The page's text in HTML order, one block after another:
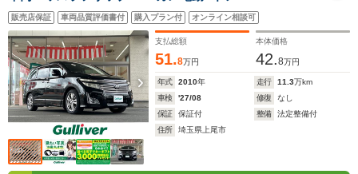
販売店保証 車両品質評価書付 購入プラン付 オンライン相談可
支払総額
51.8万円
本体価格
42.8万円
年式 2010年 走行 11.3万km
車検
'27/08 修復
なし
保証
保証付 整備
法定整備付
住所
埼玉県上尾市